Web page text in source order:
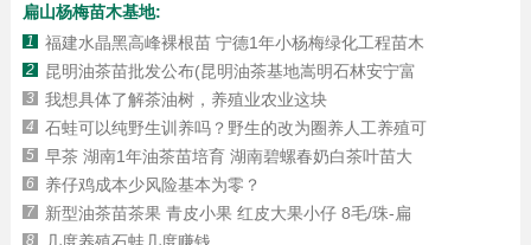
扁山杨梅苗木基地:
1 福建水晶黑高峰裸根苗 宁德1年小杨梅绿化工程苗木
2 昆明油茶苗批发公布(昆明油茶基地嵩明石林安宁富
3 我想具体了解茶油树，养殖业农业这块
4 石蛙可以纯野生训养吗？野生的改为圈养人工养殖可
5 早茶 湖南1年油茶苗培育 湖南碧螺春奶白茶叶苗大
6 养仔鸡成本少风险基本为零？
7 新型油茶苗茶果 青皮小果 红皮大果小仔 8毛/珠-扁
8 几度养殖石蛙几度赚钱